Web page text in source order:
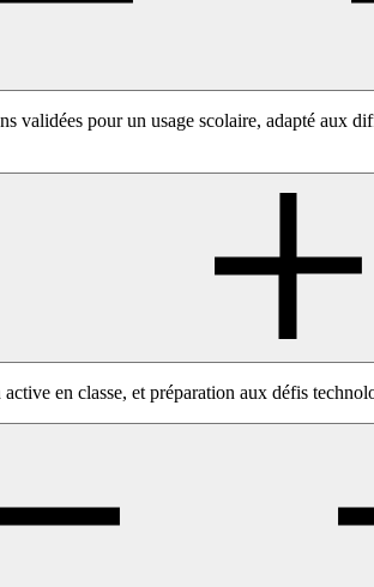
validées pour un usage scolaire, adapté aux
en classe, et préparation aux défis